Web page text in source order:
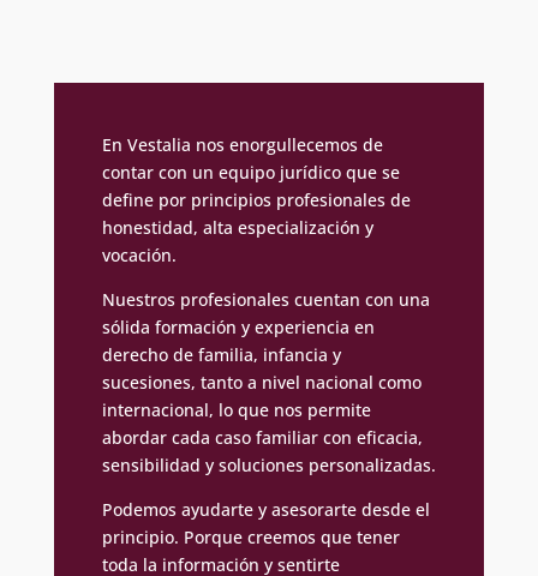
En Vestalia nos enorgullecemos de
contar con un equipo jurídico que se
define por principios profesionales de
honestidad, alta especialización y
vocación.
Nuestros profesionales cuentan con una
sólida formación y experiencia en
derecho de familia, infancia y
sucesiones, tanto a nivel nacional como
internacional, lo que nos permite
abordar cada caso familiar con eficacia,
sensibilidad y soluciones personalizadas.
Podemos ayudarte y asesorarte desde el
principio. Porque creemos que tener
toda la información y sentirte